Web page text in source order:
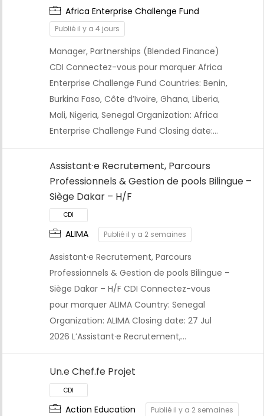
Africa Enterprise Challenge Fund
Publié il y a 4 jours
Manager, Partnerships (Blended Finance)
CDI Connectez-vous pour marquer Africa
Enterprise Challenge Fund Countries: Benin,
Burkina Faso, Côte d’Ivoire, Ghana, Liberia,
Mali, Nigeria, Senegal Organization: Africa
Enterprise Challenge Fund Closing date:…
Assistant·e Recrutement, Parcours
Professionnels & Gestion de pools Bilingue –
Siège Dakar – H/F
ALIMA Publié il y a 2 semaines
Assistant·e Recrutement, Parcours
Professionnels & Gestion de pools Bilingue –
Siège Dakar – H/F CDI Connectez-vous
pour marquer ALIMA Country: Senegal
Organization: ALIMA Closing date: 27 Jul
2026 L’Assistant·e Recrutement,…
Un.e Chef.fe Projet
Action Education Publié il y a 2 semaines